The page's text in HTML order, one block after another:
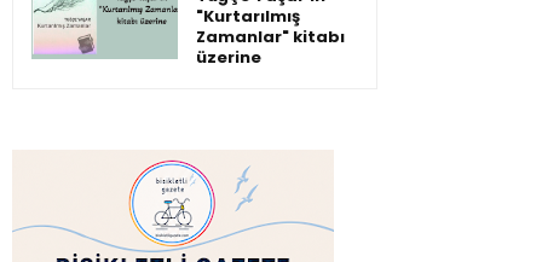
"Kurtarılmış
Zamanlar" kitabı
üzerine